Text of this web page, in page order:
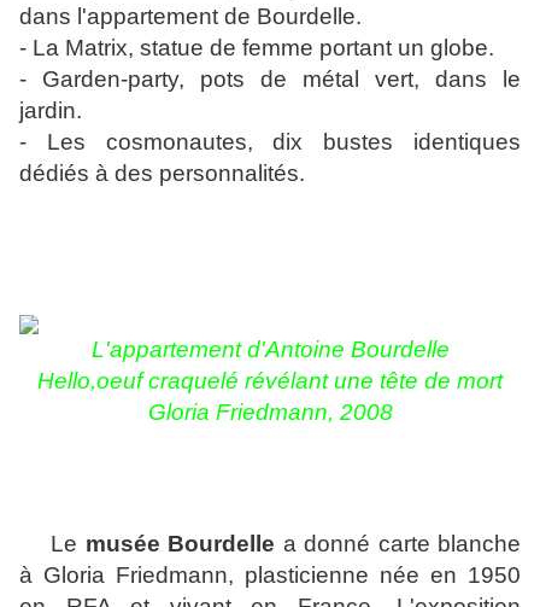
dans l'appartement de Bourdelle.
- La Matrix, statue de femme portant un globe.
- Garden-party, pots de métal vert, dans le
jardin.
- Les cosmonautes, dix bustes identiques
dédiés à des personnalités.
L'appartement d'Antoine Bourdelle
Hello,oeuf craquelé révélant une tête de mort
Gloria Friedmann, 2008
Le musée Bourdelle a donné carte blanche
à Gloria Friedmann, plasticienne née en 1950